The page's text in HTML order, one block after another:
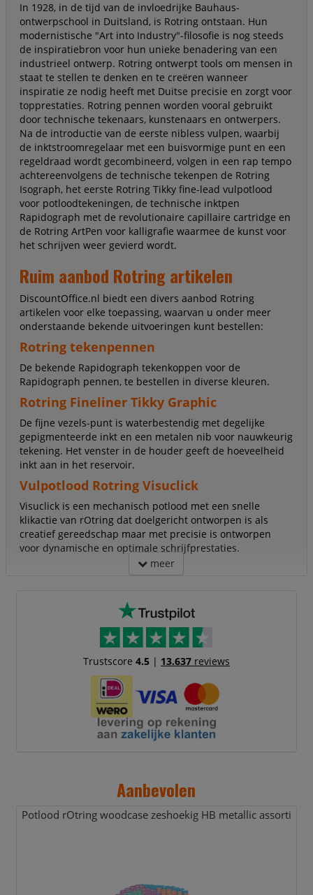
In 1928, in de tijd van de invloedrijke Bauhaus-
ontwerpschool in Duitsland, is Rotring ontstaan. Hun
modernistische "Art into Industry"-filosofie is nog steeds
de inspiratiebron voor hun unieke benadering van een
industrieel ontwerp. Rotring ontwerpt tools om mensen in
staat te stellen te denken en te creëren wanneer
inspiratie ze nodig heeft met Duitse precisie en zorgt voor
topprestaties. Rotring pennen worden vooral gebruikt
door technische tekenaars, kunstenaars en ontwerpers.
Na de introductie van de eerste nibless vulpen, waarbij
de inktstroomregelaar met een buisvormige punt en een
regeldraad wordt gecombineerd, volgen in een rap tempo
achtereenvolgens de technische tekenpen de Rotring
Isograph, het eerste Rotring Tikky fine-lead vulpotlood
voor potloodtekeningen, de technische inktpen
Rapidograph met de revolutionaire capillaire cartridge en
de Rotring ArtPen voor kalligrafie waarmee de kunst voor
het schrijven weer gevierd wordt.
Ruim aanbod Rotring artikelen
DiscountOffice.nl biedt een divers aanbod Rotring
artikelen voor elke toepassing, waarvan u onder meer
onderstaande bekende uitvoeringen kunt bestellen:
Rotring tekenpennen
De bekende Rapidograph tekenkoppen voor de
Rapidograph pennen, te bestellen in diverse kleuren.
Rotring Fineliner Tikky Graphic
De fijne vezels-punt is waterbestendig met degelijke
gepigmenteerde inkt en een metalen nib voor nauwkeurig
tekening. Het venster in de houder geeft de hoeveelheid
inkt aan in het reservoir.
Vulpotlood Rotring Visuclick
Visuclick is een mechanisch potlood met een snelle
klikactie van rOtring dat doelgericht ontworpen is als
creatief gereedschap maar met precisie is ontworpen
voor dynamische en optimale schrijfprestaties.
meer
Trustscore 4.5| 13.637reviews
Aanbevolen
Potlood rOtring woodcase zeshoekig HB metallic assorti